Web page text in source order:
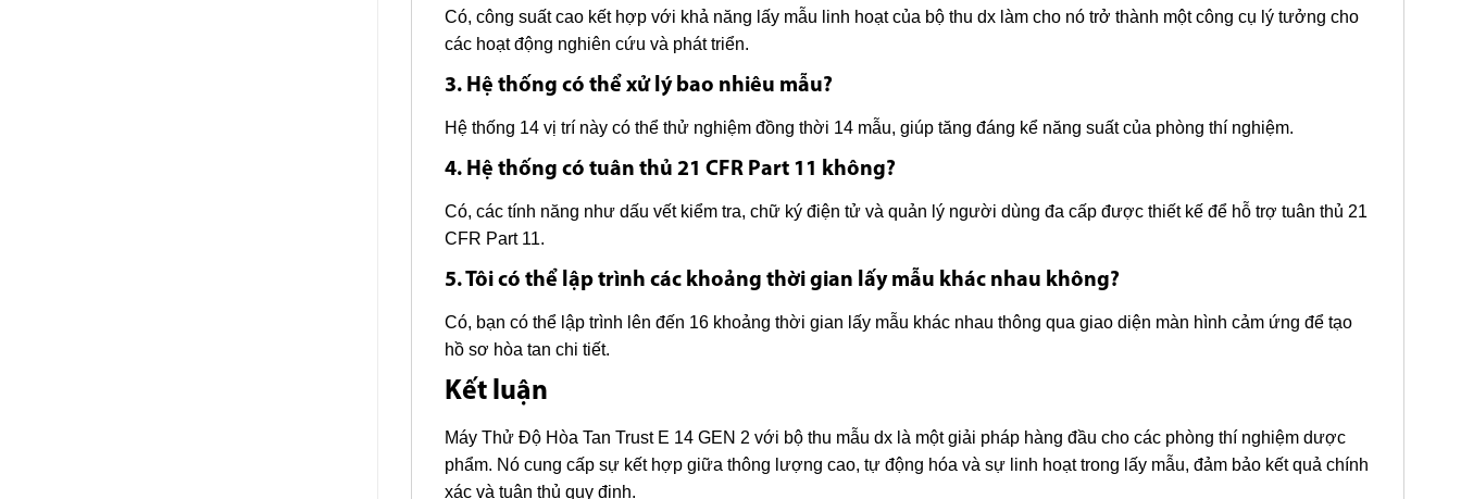
Có, công suất cao kết hợp với khả năng lấy mẫu linh hoạt của bộ thu dx làm cho nó trở thành một công cụ lý tưởng cho
các hoạt động nghiên cứu và phát triển.
3. Hệ thống có thể xử lý bao nhiêu mẫu?
Hệ thống 14 vị trí này có thể thử nghiệm đồng thời 14 mẫu, giúp tăng đáng kể năng suất của phòng thí nghiệm.
4. Hệ thống có tuân thủ 21 CFR Part 11 không?
Có, các tính năng như dấu vết kiểm tra, chữ ký điện tử và quản lý người dùng đa cấp được thiết kế để hỗ trợ tuân thủ 21
CFR Part 11.
5. Tôi có thể lập trình các khoảng thời gian lấy mẫu khác nhau không?
Có, bạn có thể lập trình lên đến 16 khoảng thời gian lấy mẫu khác nhau thông qua giao diện màn hình cảm ứng để tạo
hồ sơ hòa tan chi tiết.
Kết luận
Máy Thử Độ Hòa Tan Trust E 14 GEN 2 với bộ thu mẫu dx là một giải pháp hàng đầu cho các phòng thí nghiệm dược
phẩm. Nó cung cấp sự kết hợp giữa thông lượng cao, tự động hóa và sự linh hoạt trong lấy mẫu, đảm bảo kết quả chính
xác và tuân thủ quy định.